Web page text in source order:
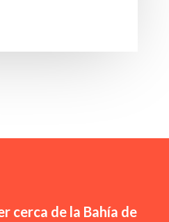
cerca de la Bahía de